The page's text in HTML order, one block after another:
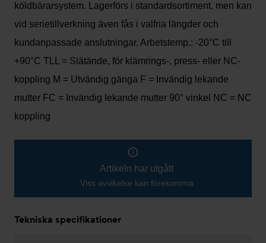
köldbärarsystem. Lagerförs i standardsortiment, men kan
vid serietillverkning även fås i valfria längder och
kundanpassade anslutningar. Arbetstemp.: -20°C till
+90°C TLL = Slätände, för klämrings-, press- eller NC-
koppling M = Utvändig gänga F = Invändig lekande
mutter FC = Invändig lekande mutter 90° vinkel NC = NC
koppling
Artikeln har utgått
Viss avvikelse kan förekomma
Tekniska specifikationer